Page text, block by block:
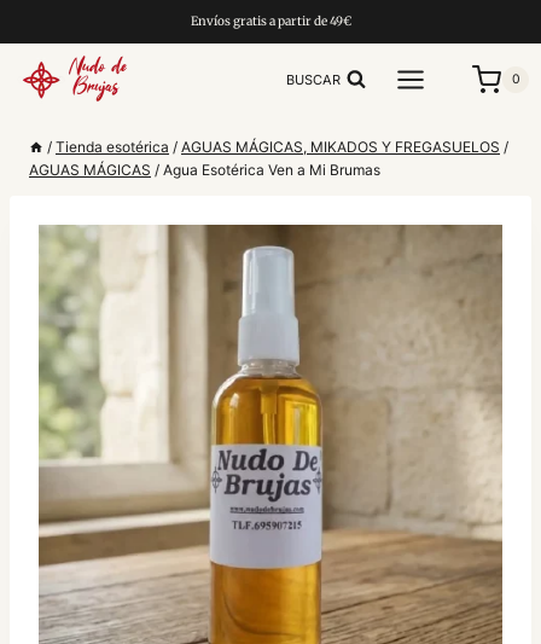
al
contenido
Envíos gratis a partir de 49€
BUSCAR 0
/ Tienda esotérica / AGUAS MÁGICAS, MIKADOS Y FREGASUELOS /
AGUAS MÁGICAS / Agua Esotérica Ven a Mi Brumas